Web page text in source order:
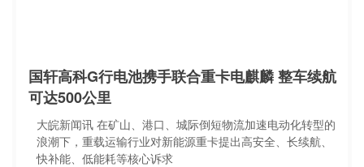
国轩高科G行电池携手联合重卡电麒麟 整车续航
可达500公里
大皖新闻讯 在矿山、港口、城际倒短物流加速电动化转型的
浪潮下，重载运输行业对新能源重卡提出高安全、长续航、
快补能、低能耗等核心诉求